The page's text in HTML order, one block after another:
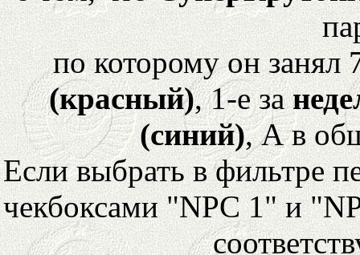
по которому он
(красный), 1-е за
(синий), А в
Если выбрать в фильтре
чекбоксами "NPC 1" и